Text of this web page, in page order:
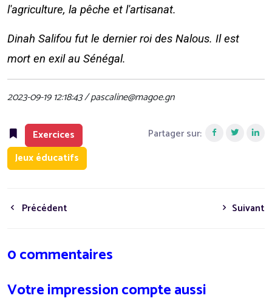
l'agriculture, la pêche et l'artisanat.
Dinah Salifou fut le dernier roi des Nalous. Il est
mort en exil au Sénégal.
2023-09-19 12:18:43 / pascaline@magoe.gn
Exercices
Jeux éducatifs
Partager sur:
Précédent Suivant
0 commentaires
Votre impression compte aussi